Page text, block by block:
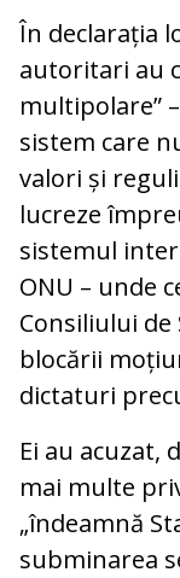
În declarația
autoritari au
multipolare”
sistem care
valori și
lucreze
sistemul
ONU – unde
Consiliului
blocării
dictaturi
Ei au acuzat,
mai multe
„îndeamnă
subminarea